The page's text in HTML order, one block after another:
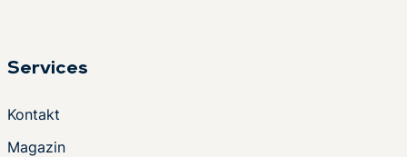
Services
Kontakt
Magazin